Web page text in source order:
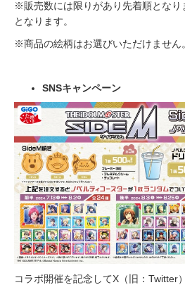
※販売数には限りがあり先着順となり
となります。
※商品の絵柄はお選びいただけません
SNSキャンペーン
コラボ開催を記念してX（旧：Twitter